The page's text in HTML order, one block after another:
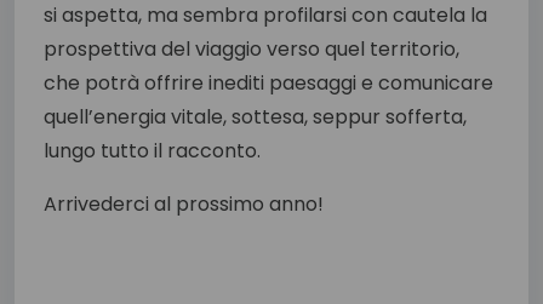
si aspetta, ma sembra profilarsi con cautela la
prospettiva del viaggio verso quel territorio,
che potrà offrire inediti paesaggi e comunicare
quell’energia vitale, sottesa, seppur sofferta,
lungo tutto il racconto.
Arrivederci al prossimo anno!